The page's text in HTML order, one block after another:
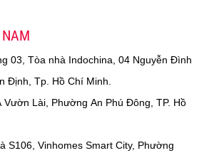
NAM
03, Tòa nhà Indochina, 04 Nguyễn Đình
Định, Tp. Hồ Chí Minh.
Vườn Lài, Phường An Phú Đông, TP. Hồ
S106, Vinhomes Smart City, Phường